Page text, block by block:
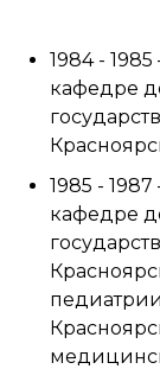
1984 -
кафедре
1985 -
кафедре